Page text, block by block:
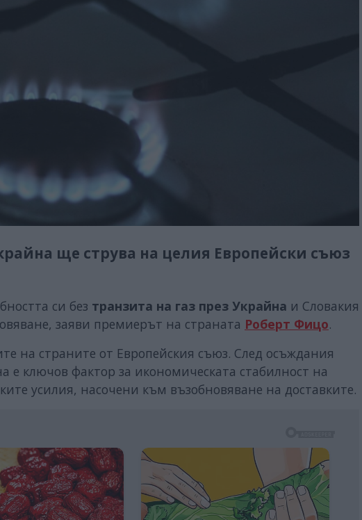
ще струва на целия Европейски съюз
си без транзита на газ през Украйна и Словакия
заяви премиерът на страната Роберт Фицо.
на страните от Европейския съюз. След осъждания
е ключов фактор за икономическата стабилност на
усилия, насочени към възобновяване на доставките.